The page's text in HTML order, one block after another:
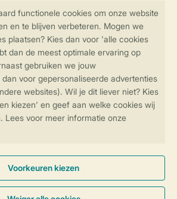
jouw gegevens &
Instellingen wijzigen
boeken